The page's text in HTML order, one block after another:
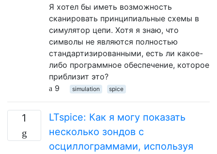
Я хотел бы иметь возможность
сканировать принципиальные схемы в
симулятор цепи. Хотя я знаю, что
символы не являются полностью
стандартизированными, есть ли какое-
либо программное обеспечение, которое
приблизит это?
9
simulation spice
1
LTspice: Как я могу показать
несколько зондов с
осциллограммами, используя